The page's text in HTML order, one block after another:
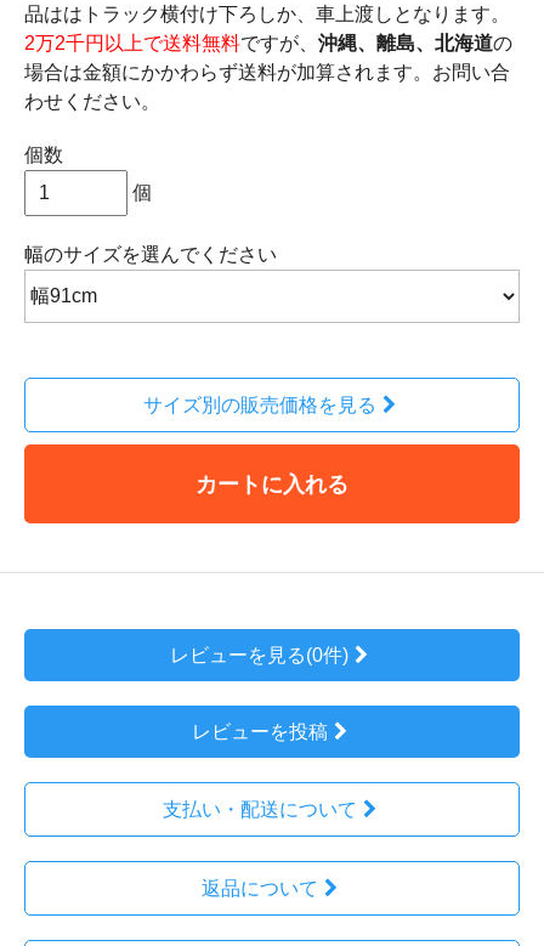
品ははトラック横付け下ろしか、車上渡しとなります。
2万2千円以上で送料無料ですが、 沖縄、離島、北海道の
場合は金額にかかわらず送料が加算されます。お問い合
わせください。
個数
個
幅のサイズを選んでください
サイズ別の販売価格を見る
カートに入れる
レビューを見る(0件)
レビューを投稿
支払い・配送について
返品について